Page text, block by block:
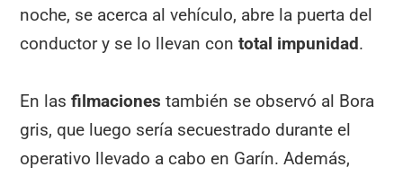
noche, se acerca al vehículo, abre la puerta del
conductor y se lo llevan contotal impunidad.
En lasfilmacionestambién se observó al Bora
gris, que luego sería secuestrado durante el
operativo llevado a cabo en Garín. Además,